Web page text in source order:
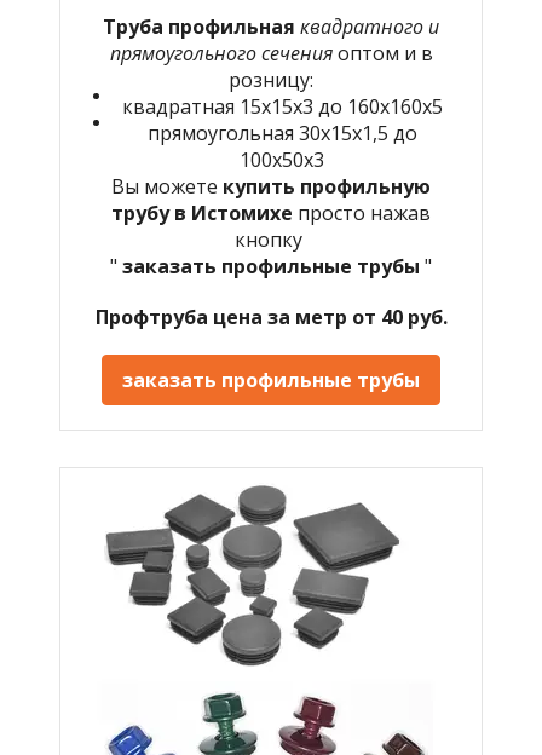
Труба профильная квадратного и
прямоугольного сеченияоптом и в
розницу:
квадратная 15х15х3 до 160х160х5
прямоугольная 30х15х1,5 до
100х50х3
Вы можете купить профильную
трубу в Истомихе просто нажав
кнопку
" заказать профильные трубы "
Профтруба цена за метр от 40 руб.
заказать профильные трубы